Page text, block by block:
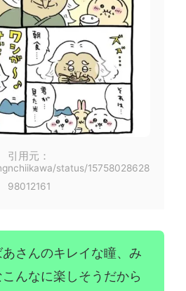
引用元：
status/15758028628
98012161
あさんのキレイな瞳、み
こんなに楽しそうだから